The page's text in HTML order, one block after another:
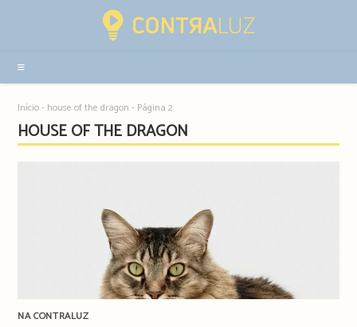
sidebar
Início- house of the dragon - Página 2
HOUSE OF THE DRAGON
NA CONTRALUZ